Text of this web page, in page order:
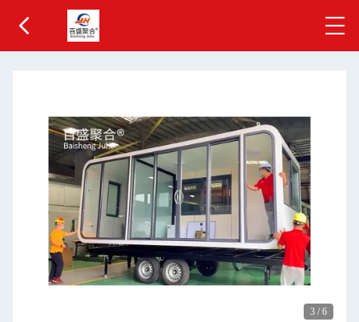
3 / 6